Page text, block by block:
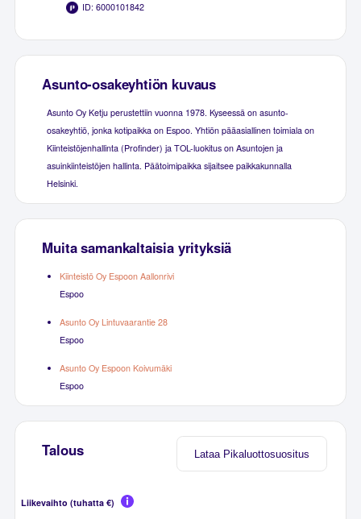
ID: 6000101842
Asunto-osakeyhtiön kuvaus
Asunto Oy Ketju perustettiin vuonna 1978. Kyseessä on asunto-
osakeyhtiö, jonka kotipaikka on Espoo. Yhtiön pääasiallinen toimiala on
Kiinteistöjenhallinta (Profinder) ja TOL-luokitus on Asuntojen ja
asuinkiinteistöjen hallinta. Päätoimipaikka sijaitsee paikkakunnalla
Helsinki.
Muita samankaltaisia yrityksiä
Kiinteistö Oy Espoon Aallonrivi
Espoo
Asunto Oy Lintuvaarantie 28
Espoo
Asunto Oy Espoon Koivumäki
Espoo
Lataa Pikaluottosuositus
Talous
Liikevaihto (tuhatta €)